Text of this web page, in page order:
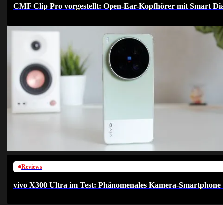
CMF Clip Pro vorgestellt: Open-Ear-Kopfhörer mit Smart
Reviews
vivo X300 Ultra im Test: Phänomenales Kamera-